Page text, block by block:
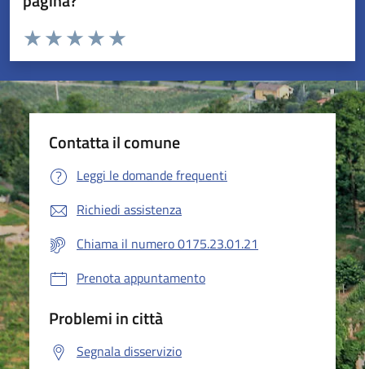
Valuta da 1 a 5 stelle la pagina
Valuta 5 stelle su 5
Valuta 4 stelle su 5
Valuta 3 stelle su 5
Valuta 2 stelle su 5
Valuta 1 stelle su 5
Contatta il comune
Leggi le domande frequenti
Richiedi assistenza
Chiama il numero 0175.23.01.21
Prenota appuntamento
Problemi in città
Segnala disservizio